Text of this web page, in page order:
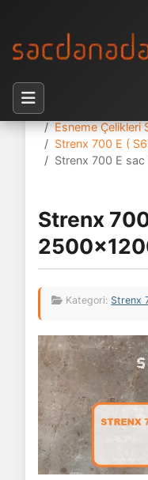
Buradasınız:
Esneme Çelikleri
Strenx 700 E (
Strenx 700 E
Strenx
Kategori: Strenx